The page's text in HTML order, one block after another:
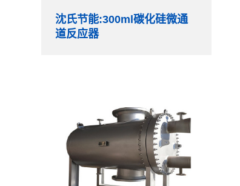
沈氏节能:300ml碳化硅微通
道反应器